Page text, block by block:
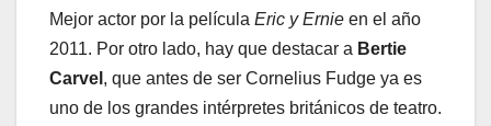
Mejor actor por la película Eric y Ernie en el año
2011. Por otro lado, hay que destacar a Bertie
Carvel , que antes de ser Cornelius Fudge ya es
uno de los grandes intérpretes británicos de teatro.